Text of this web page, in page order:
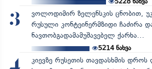
3
ვოლოდიმირ ზელენსკის ცნობით,
რუსული კონტეინერმზიდი ჩაძირა
ნავთობგადამამუშავებელ ქარხა...
5214ნახვა
კიევზე რუსეთის თავდასხმის დროს